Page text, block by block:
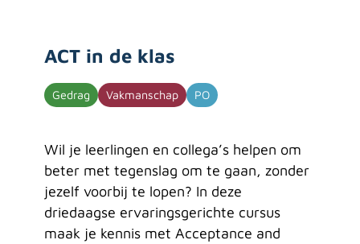
ACT in de klas
Gedrag Vakmanschap PO
Wil je leerlingen en collega’s helpen om
beter met tegenslag om te gaan, zonder
jezelf voorbij te lopen? In deze
driedaagse ervaringsgerichte cursus
maak je kennis met Acceptance and